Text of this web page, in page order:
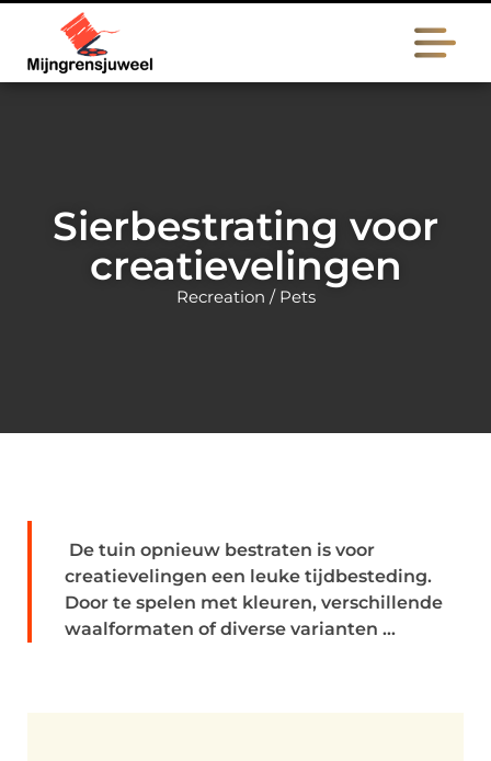
Sierbestrating voor
creatievelingen
Recreation / Pets
De tuin opnieuw bestraten is voor
creatievelingen een leuke tijdbesteding.
Door te spelen met kleuren, verschillende
waalformaten of diverse varianten ...